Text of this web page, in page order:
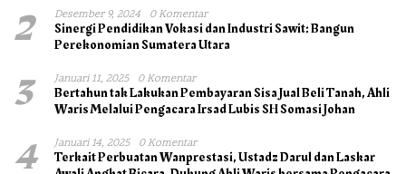
2 Desember 9, 2024 0 Komentar
Sinergi Pendidikan Vokasi dan Industri Sawit: Bangun
Perekonomian Sumatera Utara
3 Januari 11, 2025 0 Komentar
Bertahun tak Lakukan Pembayaran Sisa Jual Beli Tanah, Ahli
Waris Melalui Pengacara Irsad Lubis SH Somasi Johan
4 Januari 14, 2025 0 Komentar
Terkait Perbuatan Wanprestasi, Ustadz Darul dan Laskar